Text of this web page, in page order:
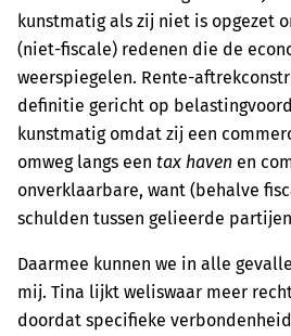
kunstmatig als zij niet is opgezet
(niet-fiscale) redenen die de
weerspiegelen. Rente-
definitie gericht op
kunstmatig omdat zij een
omweg langs een tax haven en
onverklaarbare, want (behalve
schulden tussen gelieerde
Daarmee kunnen we in alle
mij. Tina lijkt weliswaar meer
doordat specifieke